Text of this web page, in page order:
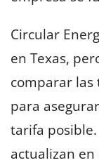
Circular
en Texas,
comparar las
para
tarifa
actualizan en